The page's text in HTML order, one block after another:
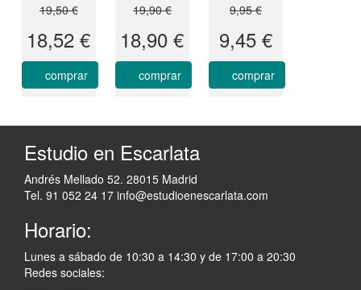
19,50 €
18,52 €
comprar
19,90 €
18,90 €
comprar
9,95 €
9,45 €
comprar
Estudio en Escarlata
Andrés Mellado 52. 28015 Madrid
Tel. 91 052 24 17 info@estudioenescarlata.com
Horario:
Lunes a sábado de 10:30 a 14:30 y de 17:00 a 20:30
Redes sociales: